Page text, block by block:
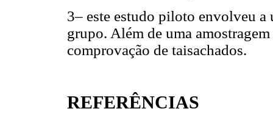
3– este estudo piloto envolveu a
grupo. Além de uma
comprovação de taisachados.
REFERÊNCIAS